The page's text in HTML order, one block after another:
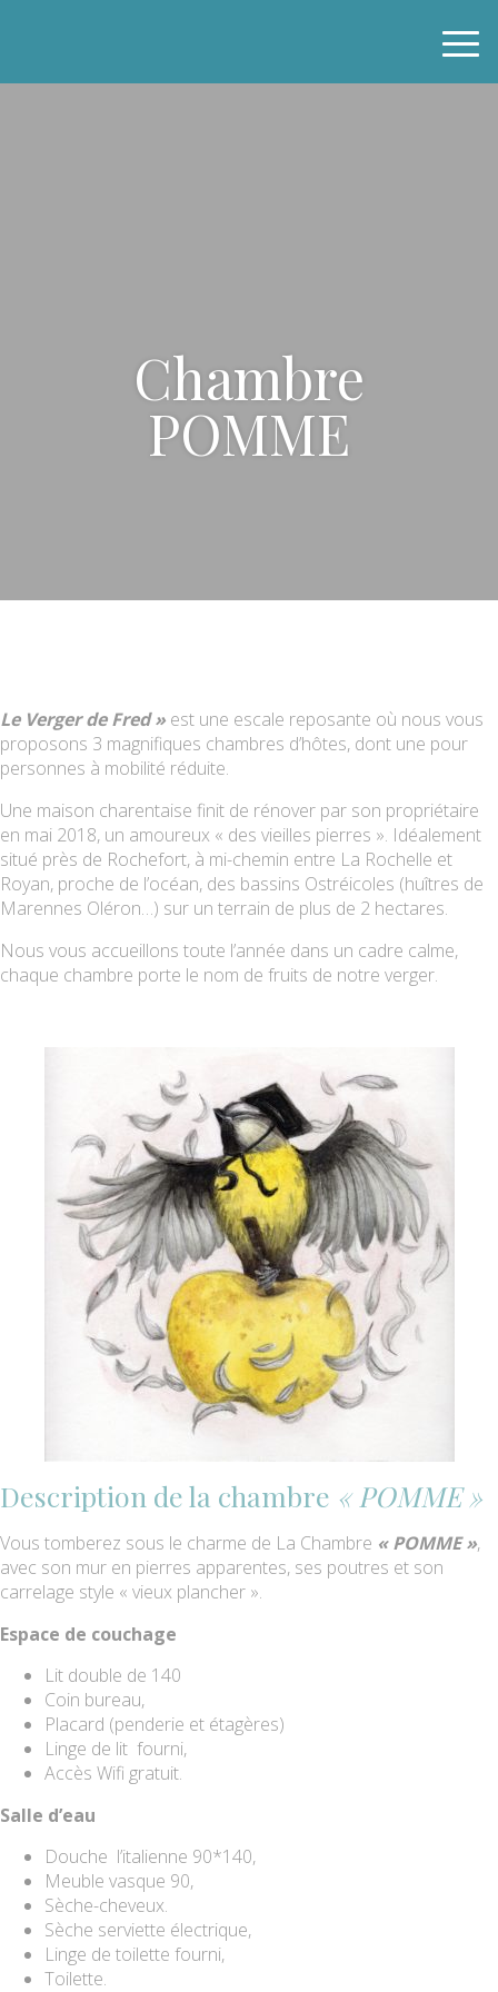
Chambre
POMME
Le Verger de Fred » est une escale reposante où nous vous
proposons 3 magnifiques chambres d’hôtes, dont une pour
personnes à mobilité réduite.
Une maison charentaise finit de rénover par son propriétaire
en mai 2018, un amoureux « des vieilles pierres ». Idéalement
situé près de Rochefort, à mi-chemin entre La Rochelle et
Royan, proche de l’océan, des bassins Ostréicoles (huîtres de
Marennes Oléron…) sur un terrain de plus de 2 hectares.
Nous vous accueillons toute l’année dans un cadre calme,
chaque chambre porte le nom de fruits de notre verger.
Description de la chambre « POMME »
Vous tomberez sous le charme de La Chambre « POMME »,
avec son mur en pierres apparentes, ses poutres et son
carrelage style « vieux plancher ».
Espace de couchage
Lit double de 140
Coin bureau,
Placard (penderie et étagères)
Linge de lit fourni,
Accès Wifi gratuit.
Salle d’eau
Douche l’italienne 90*140,
Meuble vasque 90,
Sèche-cheveux.
Sèche serviette électrique,
Linge de toilette fourni,
Toilette.